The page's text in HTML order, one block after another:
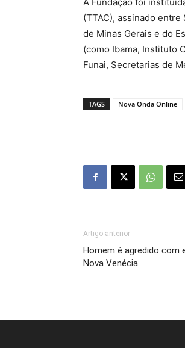
A Fundação foi
(TTAC), assinado
de Minas Gerais e do
(como Ibama, Instituto
Funai, Secretarias de
TAGS Nova Onda Online
Artigo anterior
Homem é agredido com
Nova Venécia